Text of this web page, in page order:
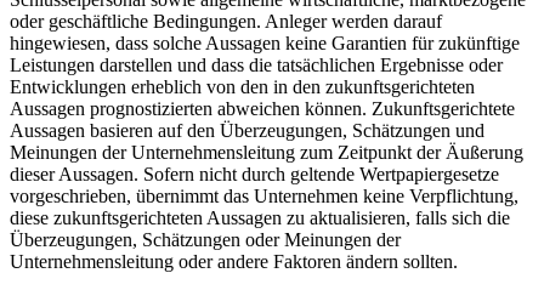
oder geschäftliche Bedingungen. Anleger werden darauf
hingewiesen, dass solche Aussagen keine Garantien für zukünftige
Leistungen darstellen und dass die tatsächlichen Ergebnisse oder
Entwicklungen erheblich von den in den zukunftsgerichteten
Aussagen prognostizierten abweichen können. Zukunftsgerichtete
Aussagen basieren auf den Überzeugungen, Schätzungen und
Meinungen der Unternehmensleitung zum Zeitpunkt der Äußerung
dieser Aussagen. Sofern nicht durch geltende Wertpapiergesetze
vorgeschrieben, übernimmt das Unternehmen keine Verpflichtung,
diese zukunftsgerichteten Aussagen zu aktualisieren, falls sich die
Überzeugungen, Schätzungen oder Meinungen der
Unternehmensleitung oder andere Faktoren ändern sollten.